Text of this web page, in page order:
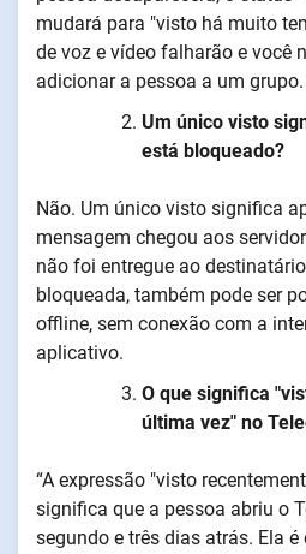
mudará para "visto há muito
de voz e vídeo falharão e você
adicionar a pessoa a um grupo.
Um único visto
está bloqueado?
Não. Um único visto significa
mensagem chegou aos
não foi entregue ao
bloqueada, também pode ser
offline, sem conexão com a
aplicativo.
O que significa
última vez" no
“A expressão "visto
significa que a pessoa abriu o
segundo e três dias atrás. Ela